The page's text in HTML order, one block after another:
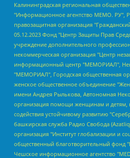
Калининградская региональная общественная организация "Экозащита!-Женсовет", Фонд содействия защите прав и свобод граждан "Общественный вердикт", Фонд "Институт Развития Свободы Информации", Частное учреждение "Информационное агентство МЕМО. РУ", Региональная общественная организация "Общественная комиссия по сохранению наследия академика Сахарова", Фонд поддержки свободы прессы, Санкт-Петербургская общественная правозащитная организация "Гражданский контроль", Межрегиональная общественная организация "Информационно-просветительский центр "Мемориал", Региональный Фонд "Центр Защиты Прав Средств Массовой Информации", с 05.12.2023 Фонд "Центр Защиты Прав Средств массовой информации", Региональная общественная благотворительная организация помощи беженцам и мигрантам "Гражданское содействие", Негосударственное образовательное учреждение дополнительного профессионального образования (повышение квалификации) специалистов "АКАДЕМИЯ ПО ПРАВАМ ЧЕЛОВЕКА", Свердловская региональная общественная организация "Сутяжник", Автономная некоммерческая организация "Центр независимых социологических исследований", Союз общественных объединений "Российский исследовательский центр по правам человека", Региональное общественное учреждение научно-информационный центр "МЕМОРИАЛ", Некоммерческая организация "Фонд защиты гласности", Автономная некоммерческая организация "Институт прав человека", Городская общественная организация "Екатеринбургское общество "МЕМОРИАЛ", Городская общественная организация "Рязанское историко-просветительское и правозащитное общество "Мемориал" (Рязанский Мемориал), Челябинский региональный орган общественной самодеятельности – женское общественное объединение "Женщины Евразии", Челябинский региональный орган общественной самодеятельности